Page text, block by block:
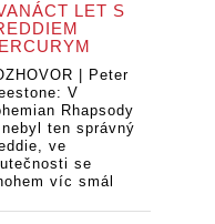
LET S
| Peter
V
Rhapsody
ten správný
ve
se
víc smál